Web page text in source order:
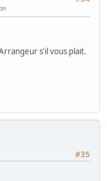
s'il vous plait.
#35